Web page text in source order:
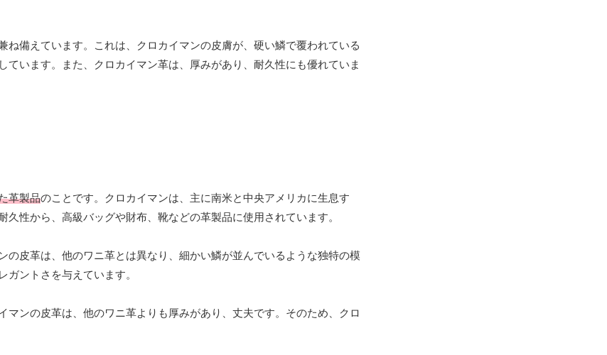
備えています。これは、クロカイマンの皮膚が、硬い鱗で覆われている
います。また、クロカイマン革は、厚みがあり、耐久性にも優れていま
革製品のことです。クロカイマンは、主に南米と中央アメリカに生息す
性から、高級バッグや財布、靴などの革製品に使用されています。
皮革は、他のワニ革とは異なり、細かい鱗が並んでいるような独特の模
ントさを与えています。
ンの皮革は、他のワニ革よりも厚みがあり、丈夫です。そのため、クロ